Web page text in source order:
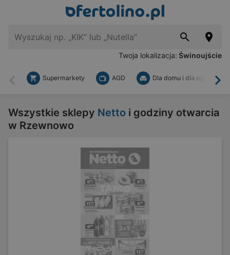
Twoja lokalizacja: Świnoujście
Wstecz
Supermarkety AGD Dla domu i dla ogrodu
Wszystkie sklepy Netto i godziny otwarcia
w Rzewnowo